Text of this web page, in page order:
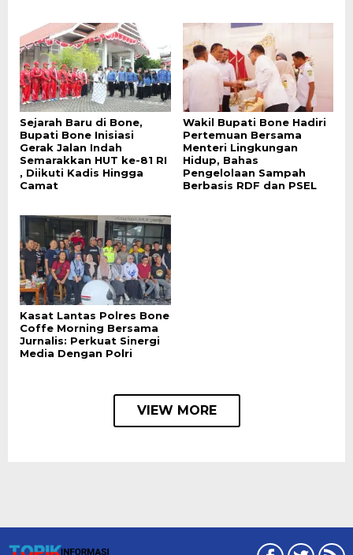
Sejarah Baru di Bone,
Bupati Bone Inisiasi
Gerak Jalan Indah
Semarakkan HUT ke-81 RI
, Diikuti Kadis Hingga
Camat
Wakil Bupati Bone Hadiri
Pertemuan Bersama
Menteri Lingkungan
Hidup, Bahas
Pengelolaan Sampah
Berbasis RDF dan PSEL
Kasat Lantas Polres Bone
Coffe Morning Bersama
Jurnalis: Perkuat Sinergi
Media Dengan Polri
VIEW MORE